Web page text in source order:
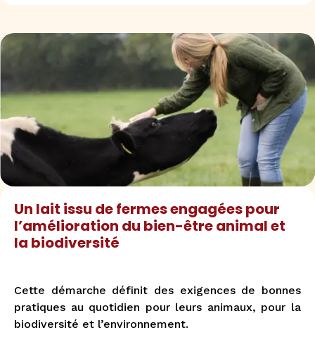
Un lait issu de fermes engagées pour
l’amélioration du bien-être animal et
la biodiversité
Cette démarche définit des exigences de bonnes
pratiques au quotidien pour leurs animaux, pour la
biodiversité et l’environnement.